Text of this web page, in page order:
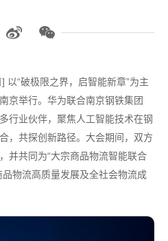
以“破极限之界，启智能新章”为主
京举行。华为联合南京钢铁集团
行业伙伴，聚焦人工智能技术在钢
，共探创新路径。大会期间，双方
并共同为“大宗商品物流智能联合
物流高质量发展及全社会物流成